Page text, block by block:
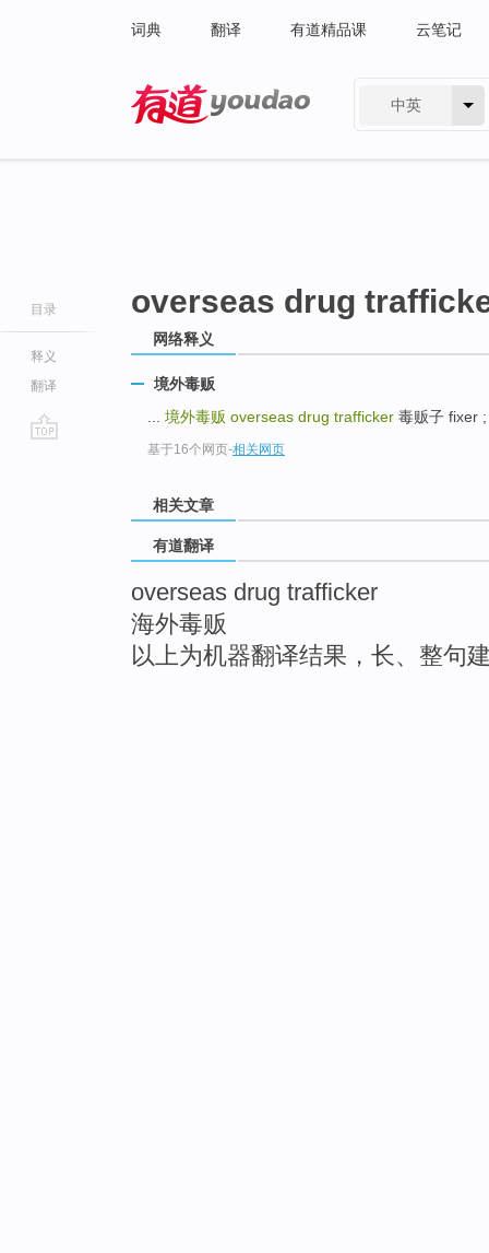
词典 翻译 有道精品课 云笔记
中英
目录
释义
翻译
overseas drug
网络释义
境外毒贩
境外毒贩 overseas drug trafficker 毒贩子 fixer
基于16个网页-相关网页
相关文章
有道翻译
overseas drug trafficker
海外毒贩
以上为机器翻译结果，长、整句